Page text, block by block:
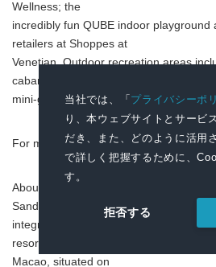
当社では、「プライバシーポ
り、本ウェブサイトとサービ
だき、また、どのように活用
で詳しく把握するために、
す。
拒否する
Wellness; the
incredibly fun QUBE indoor playground
retailers at Shoppes at
Venetian. Outdoor recreation areas
cabanas and a
mini-golf course.
For more information, please visit
About Cotai Strip Resorts Macao -
Sands China Ltd. is the leading
integrated
resorts in Macao. The befittingly named
Macao, situated on